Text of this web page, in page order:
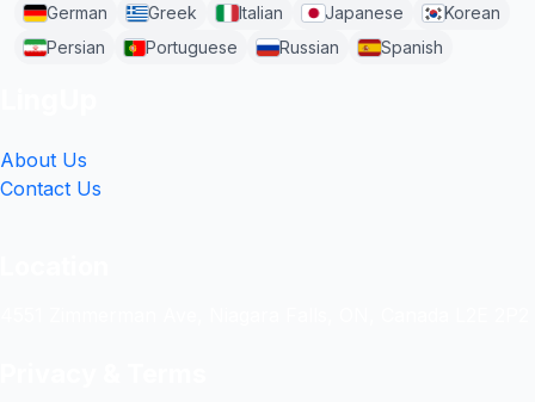
German
Greek Italian Japanese
Korean
Persian
Portuguese Russian Spanish
About Us
Contact Us